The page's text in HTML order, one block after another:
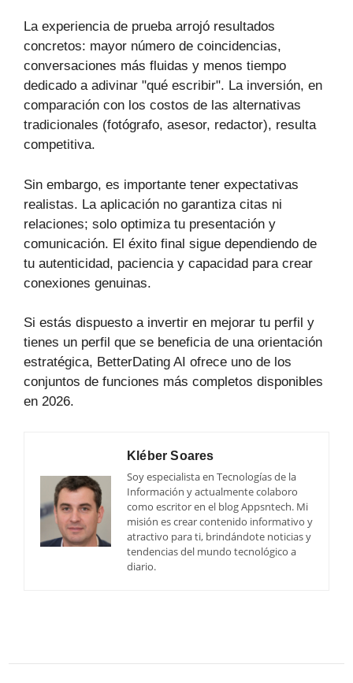
La experiencia de prueba arrojó resultados
concretos: mayor número de coincidencias,
conversaciones más fluidas y menos tiempo
dedicado a adivinar "qué escribir". La inversión, en
comparación con los costos de las alternativas
tradicionales (fotógrafo, asesor, redactor), resulta
competitiva.
Sin embargo, es importante tener expectativas
realistas. La aplicación no garantiza citas ni
relaciones; solo optimiza tu presentación y
comunicación. El éxito final sigue dependiendo de
tu autenticidad, paciencia y capacidad para crear
conexiones genuinas.
Si estás dispuesto a invertir en mejorar tu perfil y
tienes un perfil que se beneficia de una orientación
estratégica, BetterDating AI ofrece uno de los
conjuntos de funciones más completos disponibles
en 2026.
Kléber Soares
Soy especialista en Tecnologías de la
Información y actualmente colaboro
como escritor en el blog Appsntech. Mi
misión es crear contenido informativo y
atractivo para ti, brindándote noticias y
tendencias del mundo tecnológico a
diario.